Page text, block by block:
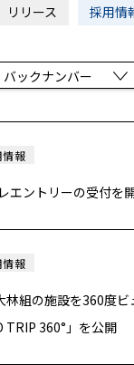
リリース 採用情
報
エントリーの受付を
報
組の施設を360度ビ
TRIP 360°」を公開